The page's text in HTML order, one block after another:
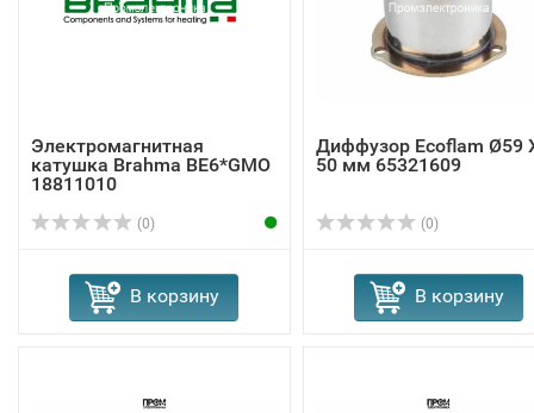
Электромагнитная
катушка Brahma BE6*GMO
18811010
(0)
В корзину
Диффузор Ecoflam Ø59
50 мм 65321609
(0)
В корзину